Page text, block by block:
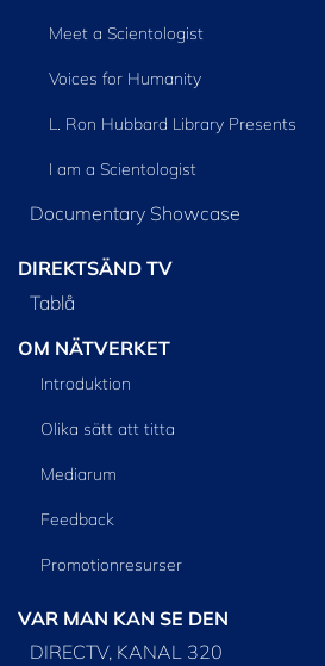
Meet a Scientologist
Voices for Humanity
L. Ron Hubbard Library Presents
I am a Scientologist
Documentary Showcase
DIREKTSÄND TV
Tablå
OM NÄTVERKET
Introduktion
Olika sätt att titta
Mediarum
Feedback
Promotionresurser
VAR MAN KAN SE DEN
DIRECTV, KANAL 320